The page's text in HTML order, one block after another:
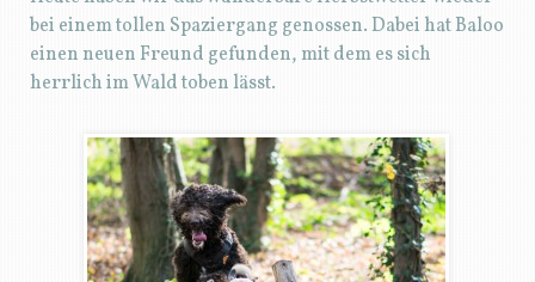
bei einem tollen Spaziergang genossen. Dabei hat Baloo
einen neuen Freund gefunden, mit dem es sich
herrlich im Wald toben lässt.